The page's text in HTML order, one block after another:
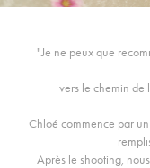
"Je ne peux que
vers le chemin de
Chloé commence par
Après le shooting,